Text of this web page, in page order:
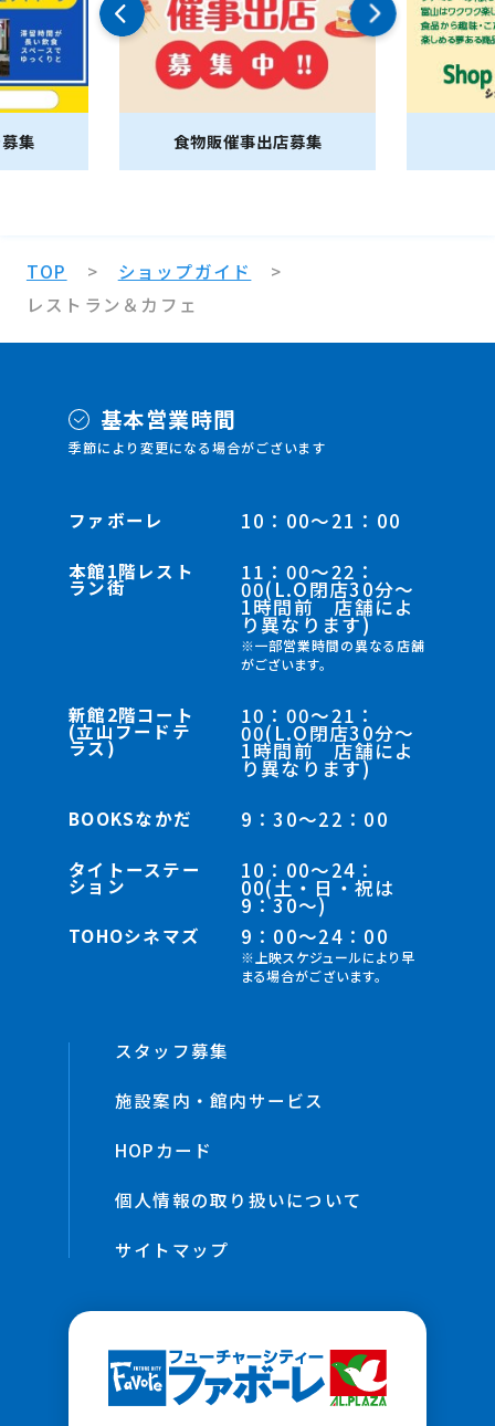
集 食物販催事出店募集
TOP
ショップガイド
レストラン＆カフェ
基本営業時間
季節により変更になる場合がございます
ファボーレ 10：00～21：00
本館1階レスト
ラン街
11：00～22：
00(L.O閉店30分～
1時間前 店舗によ
り異なります)
※一部営業時間の異なる店舗
がございます。
新館2階コート
(立山フードテ
ラス)
10：00～21：
00(L.O閉店30分～
1時間前 店舗によ
り異なります)
BOOKSなかだ 9：30～22：00
タイトーステー
ション
10：00～24：
00(土・日・祝は
9：30～)
TOHOシネマズ 9：00～24：00
※上映スケジュールにより早
まる場合がございます。
スタッフ募集
施設案内・館内サービス
HOPカード
個人情報の取り扱いについて
サイトマップ